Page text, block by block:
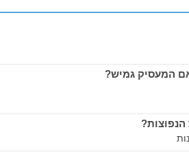
המעסיק גמיש?